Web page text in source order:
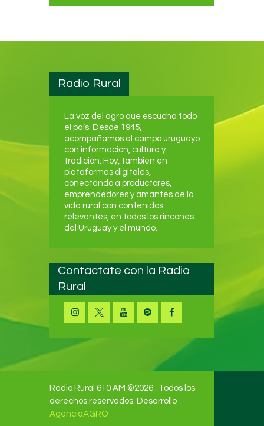
Radio Rural
La voz del agro que escucha todo
el país. Desde 1945,
acompañamos al campo uruguayo
con información, cultura y
tradición. Hoy, también en
plataformas digitales,
conectando a productores,
emprendedores y amantes de la
vida rural con contenidos
relevantes, en todos los rincones
del Uruguay y el mundo.
Contactate con la Radio
Rural
Radio Rural 610 AM ©2026 . Todos los
derechos reservados. Desarrollo
AgenciaAGRO